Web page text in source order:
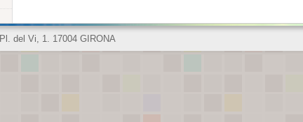
Pl. del Vi, 1. 17004 GIRONA